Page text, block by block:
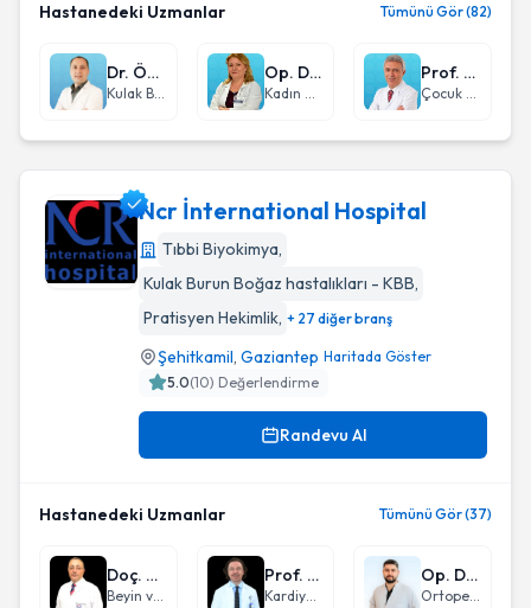
Hastanedeki Uzmanlar Tümünü Gör (82)
Dr. Öğr. Üyesi Hilmi Cem Kaya
Kulak Burun Boğaz hastalıkları - KBB
Op. Dr. Seval Pata
Kadın Hastalıkları ve Doğum
Prof. Dr. Ömer Ceran
Çocuk Sağlığı ve Hastalıkları
Ncr İnternational Hospital
Tıbbi Biyokimya,
Kulak Burun Boğaz hastalıkları - KBB,
Pratisyen Hekimlik, + 27 diğer branş
Şehitkamil, Gaziantep Haritada Göster
5.0(10) Değerlendirme
Randevu Al
Hastanedeki Uzmanlar Tümünü Gör (37)
Doç. Dr. İnan Gezgin
Beyin ve Sinir Cerrahisi
Prof. Dr. Vedat Davutoğlu
Kardiyoloji
Op. Dr. Yusuf Enes Yalım
Ortopedi ve Travmatoloji